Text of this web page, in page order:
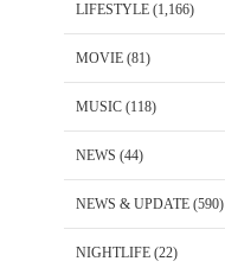
LIFESTYLE (1,166)
MOVIE (81)
MUSIC (118)
NEWS (44)
NEWS & UPDATE (590)
NIGHTLIFE (22)